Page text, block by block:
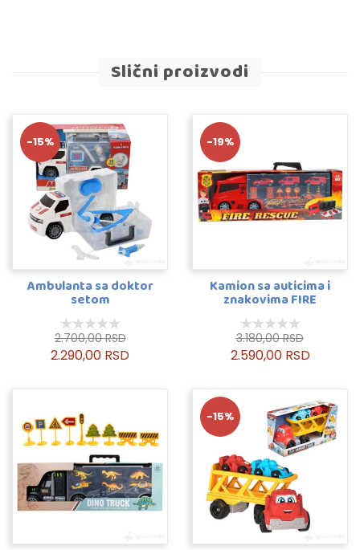
Slični proizvodi
-15%
Ambulanta sa doktor
setom
2.700,00 RSD
2.290,00 RSD
-19%
Kamion sa auticima i
znakovima FIRE
3.180,00 RSD
2.590,00 RSD
-15%